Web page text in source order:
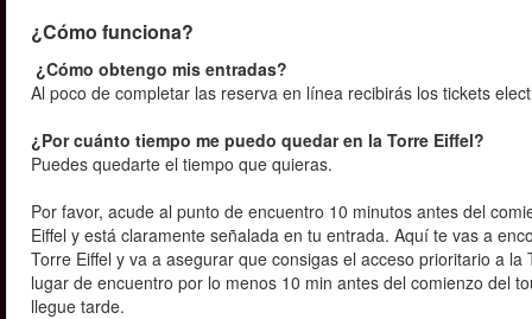
¿Cómo funciona?
¿Cómo obtengo mis entradas?
Al poco de completar las reserva en línea recibirás los tickets
¿Por cuánto tiempo me puedo quedar en la Torre Eiffel?
Puedes quedarte el tiempo que quieras.
Por favor, acude al punto de encuentro 10 minutos antes del
Eiffel y está claramente señalada en tu entrada. Aquí te vas a
Torre Eiffel y va a asegurar que consigas el acceso prioritario a
lugar de encuentro por lo menos 10 min antes del comienzo del
llegue tarde.